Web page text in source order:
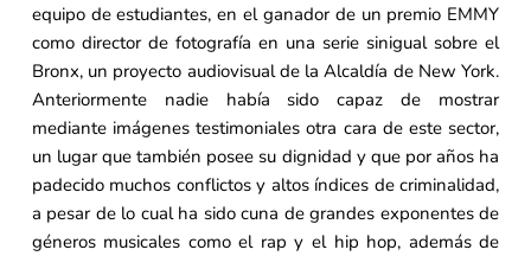
equipo de estudiantes, en el ganador de un premio EMMY
como director de fotografía en una serie sinigual sobre el
Bronx, un proyecto audiovisual de la Alcaldía de New York.
Anteriormente nadie había sido capaz de mostrar
mediante imágenes testimoniales otra cara de este sector,
un lugar que también posee su dignidad y que por años ha
padecido muchos conflictos y altos índices de criminalidad,
a pesar de lo cual ha sido cuna de grandes exponentes de
géneros musicales como el rap y el hip hop, además de